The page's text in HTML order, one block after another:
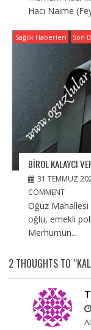
Hacı Naime
Sağlık Haberleri Son
BIROL KALAYCI
31 TEMMUZ
COMMENT
Oğuz Mahallesi
oğlu, emekli
Merhumun...
2 THOUGHTS TO